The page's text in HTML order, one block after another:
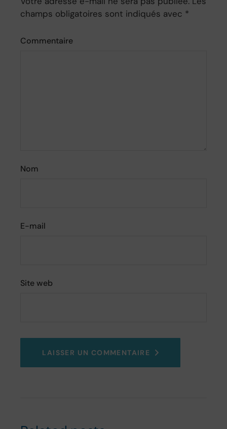
champs obligatoires sont indiqués avec *
Commentaire
Nom
E-mail
Site web
LAISSER UN COMMENTAIRE